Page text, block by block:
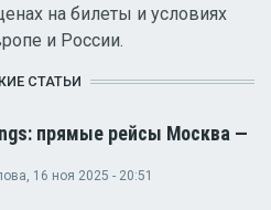
на билеты и условиях
и России.
СТАТЬИ
прямые рейсы Москва —
, 16 ноя 2025 - 20:51